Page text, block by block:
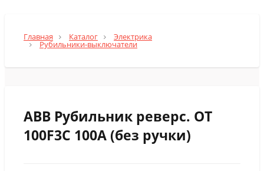
Главная Каталог Электрика
Рубильники-выключатели
ABB Рубильник реверс. ОТ
100F3С 100А (без ручки)